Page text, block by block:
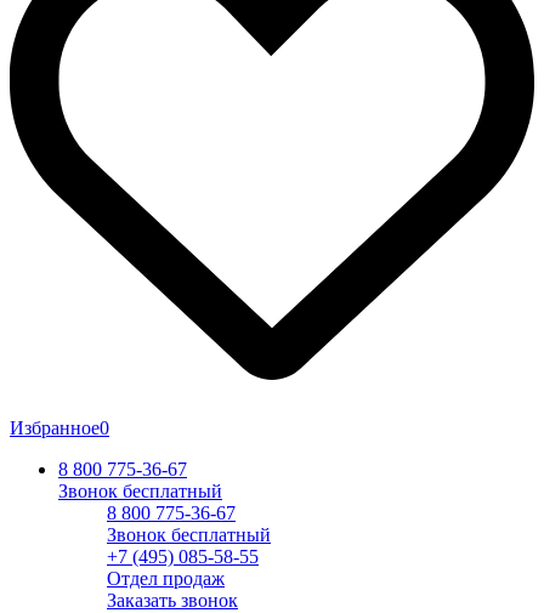
Избранное0
8 800 775-36-67
Звонок бесплатный
8 800 775-36-67
Звонок бесплатный
+7 (495) 085-58-55
Отдел продаж
Заказать звонок